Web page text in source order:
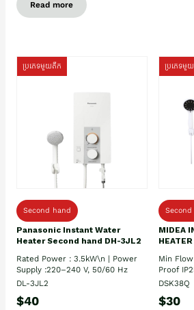
Read more
ប្រភេទមួយតឹក
Second hand
Panasonic Instant Water
Heater Second hand DH-3JL2
Rated Power : 3.5kW\n | Power
Supply :220–240 V, 50/60 Hz
DL-3JL2
$40
ប្រភេទមួ
MIDEA
Min
Proof
DSK38Q
$30